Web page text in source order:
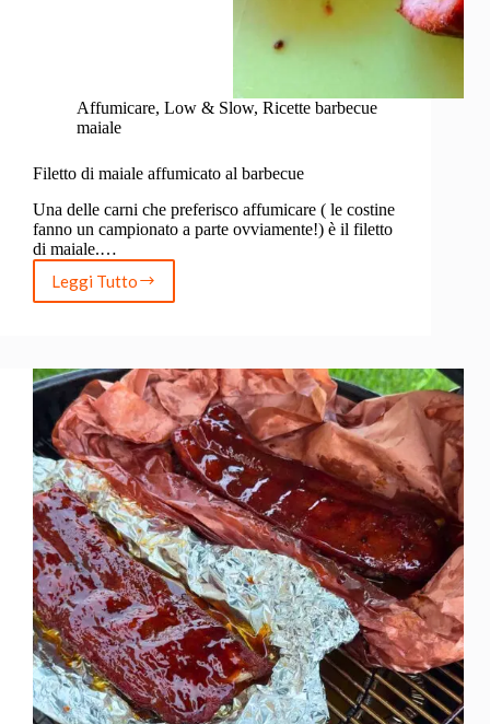
Affumicare, Low & Slow, Ricette barbecue
maiale
Filetto di maiale affumicato al barbecue
Una delle carni che preferisco affumicare ( le costine
fanno un campionato a parte ovviamente!) è il filetto
di maiale.…
Leggi Tutto
Filetto
di
al
barbecue